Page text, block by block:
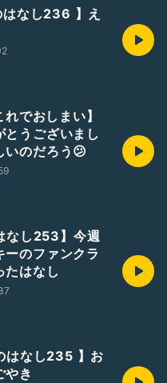
なし236 】え
でおしまい】
とうございまし
いのだろう😕
なし253】今週
ーのファンクラ
たはなし
なし235 】お
やき